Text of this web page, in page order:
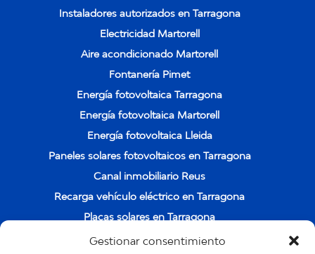
Gestionar consentimiento
Instaladores autorizados en Tarragona
Electricidad Martorell
Aire acondicionado Martorell
Fontanería Pimet
Energía fotovoltaica Tarragona
Energía fotovoltaica Martorell
Energía fotovoltaica Lleida
Paneles solares fotovoltaicos en Tarragona
Canal inmobiliario Reus
Recarga vehículo eléctrico en Tarragona
Placas solares en Tarragona
Instalación de placas solares en Cambrils